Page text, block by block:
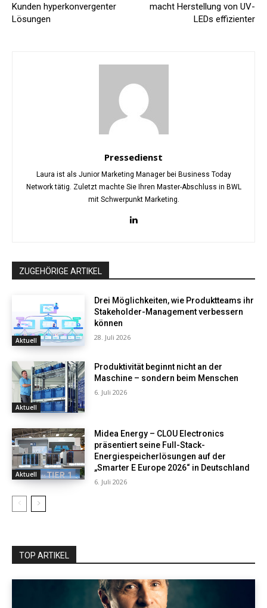
Kunden hyperkonvergenter
Lösungen
macht Herstellung von UV-
LEDs effizienter
Pressedienst
Laura ist als Junior Marketing Manager bei Business Today
Network tätig. Zuletzt machte Sie Ihren Master-Abschluss in BWL
mit Schwerpunkt Marketing.
ZUGEHÖRIGE ARTIKEL
Aktuell
Drei Möglichkeiten, wie Produktteams ihr
Stakeholder-Management verbessern
können
28. Juli 2026
Aktuell
Produktivität beginnt nicht an der
Maschine – sondern beim Menschen
6. Juli 2026
Aktuell
Midea Energy – CLOU Electronics
präsentiert seine Full-Stack-
Energiespeicherlösungen auf der
„Smarter E Europe 2026“ in Deutschland
6. Juli 2026
TOP ARTIKEL